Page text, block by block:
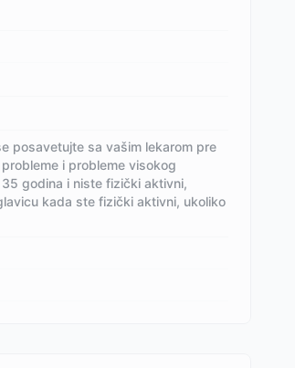
posavetujte sa vašim lekarom pre
i probleme visokog
godina i niste fizički aktivni,
kada ste fizički aktivni, ukoliko